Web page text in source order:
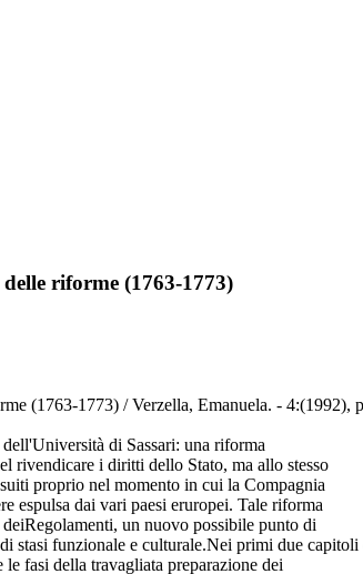
riforme (1763-1773)
(1763-1773) / Verzella, Emanuela. - 4:(1992),
di Sassari: una riforma
rivendicare i diritti dello Stato, ma allo stesso
proprio nel momento in cui la Compagnia
espulsa dai vari paesi eruropei. Tale riforma
un nuovo possibile punto di
stasi funzionale e culturale.Nei primi due
fasi della travagliata preparazione dei